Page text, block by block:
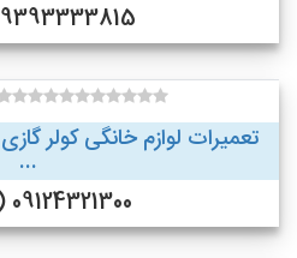
09393333815 (تهران)
تعمیرات لوازم خانگی کولر
...
09124321300 (گرمسار )